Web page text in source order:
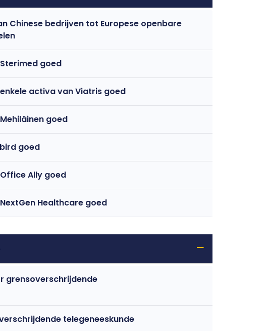
Chinese bedrijven tot Europese openbare
goed
activa van Viatris goed
goed
goed
Ally goed
Healthcare goed
grensoverschrijdende
telegeneeskunde